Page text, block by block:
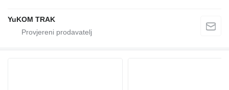
YuKOM TRAK